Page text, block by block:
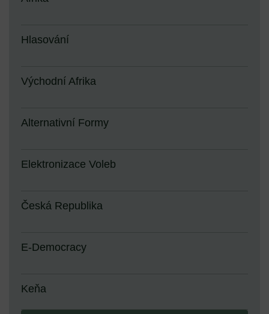
Hlasování
Východní Afrika
Alternativní Formy
Elektronizace Voleb
Česká Republika
E-Democracy
Keňa